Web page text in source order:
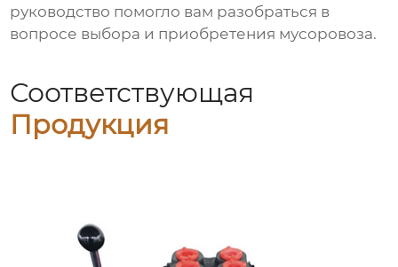
руководство помогло вам разобраться в
вопросе выбора и приобретения мусоровоза.
Соответствующая
Продукция